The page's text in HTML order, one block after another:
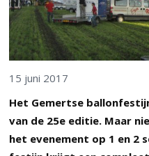
15 juni 2017
Het Gemertse
van de 25e editie. Maar
het evenement op 1 en 2